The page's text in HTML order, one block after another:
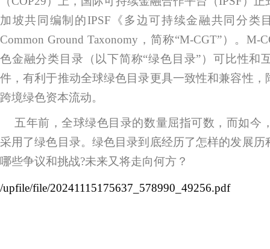
加坡共同编制的IPSF《多边可持续金融共同分类
Common Ground Taxonomy，简称“M-CGT”）。M-
色金融分类目录（以下简称“绿色目录”）可比性和
件，有利于推动全球绿色目录更具一致性和兼容性
跨境绿色资本流动。
五年前，全球绿色目录的数量屈指可数，而如今
采用了绿色目录。绿色目录到底经历了怎样的发展
哪些争议和挑战?未来又将走向何方？
/upfile/file/20241115175637_578990_49256.pdf